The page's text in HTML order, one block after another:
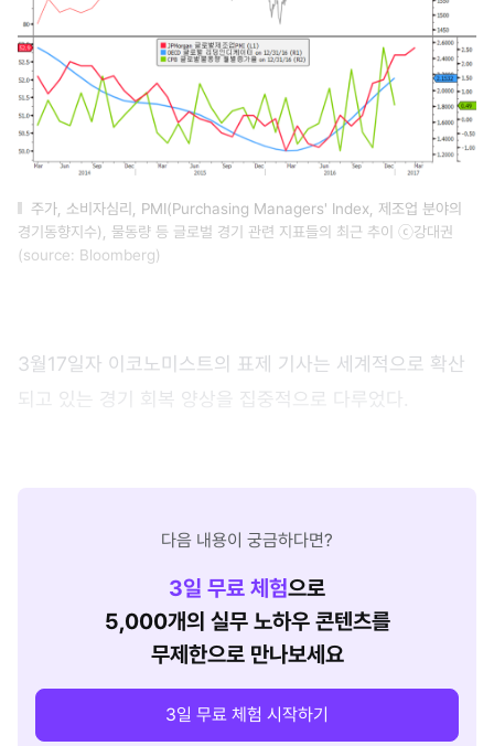
주가, 소비자심리, PMI(Purchasing Managers' Index, 제조업 분야의
경기동향지수), 물동량 등 글로벌 경기 관련 지표들의 최근 추이 ⓒ강대권
(source: Bloomberg)
3월17일자 이코노미스트의 표제 기사는 세계적으로 확산
되고 있는 경기 회복 양상을 집중적으로 다루었다.
다음 내용이 궁금하다면?
3일 무료 체험으로
5,000개의 실무 노하우 콘텐츠를
무제한으로 만나보세요
3일 무료 체험 시작하기